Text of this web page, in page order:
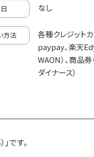
なし
方法
各種クレジット
paypay、楽天
WAON）、商品券
ダイナース）
です。